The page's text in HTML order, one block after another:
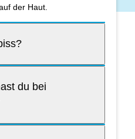
der Haut.
du bei